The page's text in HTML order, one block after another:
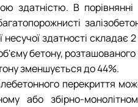
здатністю. В порівнянні
здатності складає
бетону, розташованого
зменшується до 44%.
перекриття
або збірно-